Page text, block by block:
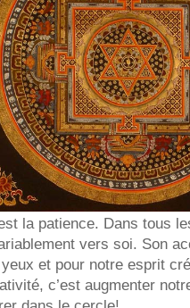
la patience. Dans tous
vers soi. Son
et pour notre esprit
c’est augmenter